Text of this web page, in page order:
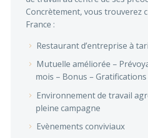
Concrètement, vous trouverez
France :
Restaurant d’entreprise à
Mutuelle améliorée –
mois – Bonus –
Environnement de travail
pleine campagne
Evènements conviviaux